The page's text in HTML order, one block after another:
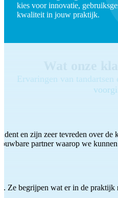
kies voor innovatie,
kwaliteit in jouw praktijk.
Ervaringen van
en zijn zeer tevreden over
partner waarop we
Ze begrijpen wat er in de